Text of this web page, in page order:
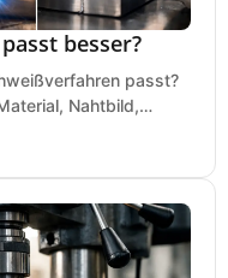
besser?
passt?
Nahtbild,